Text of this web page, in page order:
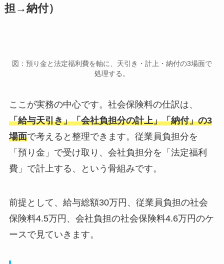
担→納付）
図：預り金と法定福利費を軸に、天引き・計上・納付の3場面で
処理する。
ここが実務の中心です。社会保険料の仕訳は、
「給与天引き」「会社負担分の計上」「納付」の3
場面で考えると整理できます。従業員負担分を
「預り金」で受け取り、会社負担分を「法定福利
費」で計上する、という骨組みです。
前提として、給与総額30万円、従業員負担の社会
保険料4.5万円、会社負担の社会保険料4.6万円のケ
ースで見ていきます。